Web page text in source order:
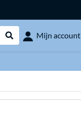
Webshop doorzoeken
Mijn account